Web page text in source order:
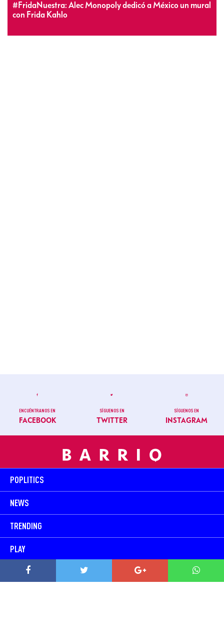
#FridaNuestra: Alec Monopoly dedicó a México un mural
con Frida Kahlo
ENCUÉNTRANOS EN
FACEBOOK
SÍGUENOS EN
TWITTER
SÍGUENOS EN
INSTAGRAM
POPLITICS
NEWS
TRENDING
PLAY
TODOS SOMOS BARRIO